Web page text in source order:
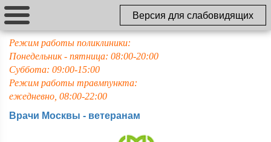
Версия для слабовидящих
Режим работы поликлиники:
Понедельник - пятница: 08:00-20:00
Суббота: 09:00-15:00
Режим работы травмпункта:
ежедневно, 08:00-22:00
Врачи Москвы - ветеранам